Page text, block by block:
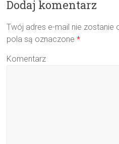
Dodaj komentarz
Twój adres e-mail nie zostanie
pola są oznaczone*
Komentarz